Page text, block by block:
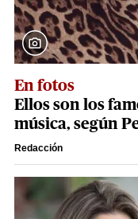
En fotos
Ellos son los
música, según
Redacción